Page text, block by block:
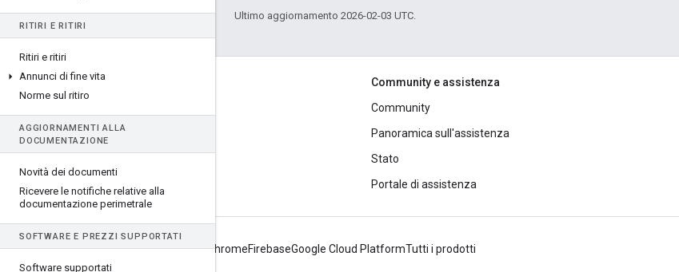
RITIRI E RITIRI
Ritiri e ritiri
Annunci di fine vita
Norme sul ritiro
AGGIORNAMENTI ALLA
DOCUMENTAZIONE
Novità dei documenti
Ricevere le notifiche relative alla
documentazione perimetrale
SOFTWARE E PREZZI SUPPORTATI
Software supportati
Ultimo aggiornamento 2026-02-03 UTC.
Informazioni su Apigee
Eventi
ebook e webcast
Community e assistenza
Community
Panoramica sull'assistenza
Stato
Portale di assistenza
AndroidChromeFirebaseGoogle Cloud PlatformTutti i prodotti